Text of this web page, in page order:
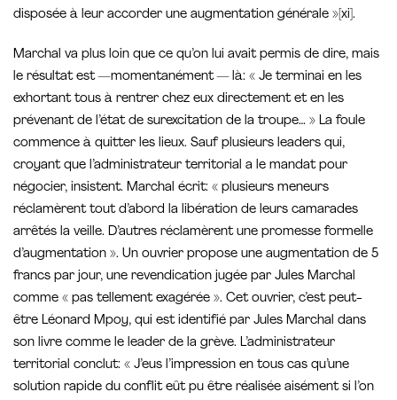
disposée à leur accorder une augmentation générale »[xi].
Marchal va plus loin que ce qu’on lui avait permis de dire, mais
le résultat est —momentanément — là: « Je terminai en les
exhortant tous à rentrer chez eux directement et en les
prévenant de l’état de surexcitation de la troupe… » La foule
commence à quitter les lieux. Sauf plusieurs leaders qui,
croyant que l’administrateur territorial a le mandat pour
négocier, insistent. Marchal écrit: « plusieurs meneurs
réclamèrent tout d’abord la libération de leurs camarades
arrêtés la veille. D’autres réclamèrent une promesse formelle
d’augmentation ». Un ouvrier propose une augmentation de 5
francs par jour, une revendication jugée par Jules Marchal
comme « pas tellement exagérée ». Cet ouvrier, c’est peut-
être Léonard Mpoy, qui est identifié par Jules Marchal dans
son livre comme le leader de la grève. L’administrateur
territorial conclut: « J’eus l’impression en tous cas qu’une
solution rapide du conflit eût pu être réalisée aisément si l’on